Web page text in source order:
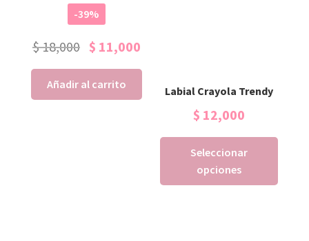
-39%
$18,000 $ 11,000
Añadir al carrito Labial Crayola Trendy
$ 12,000
Seleccionar
opciones